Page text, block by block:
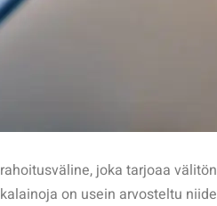
joka tarjoaa
on usein arvosteltu